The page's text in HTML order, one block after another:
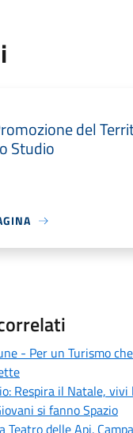
del
Studio
- Per un Turismo
Respira il Natale, vivi
si fanno Spazio
Teatro delle Api.